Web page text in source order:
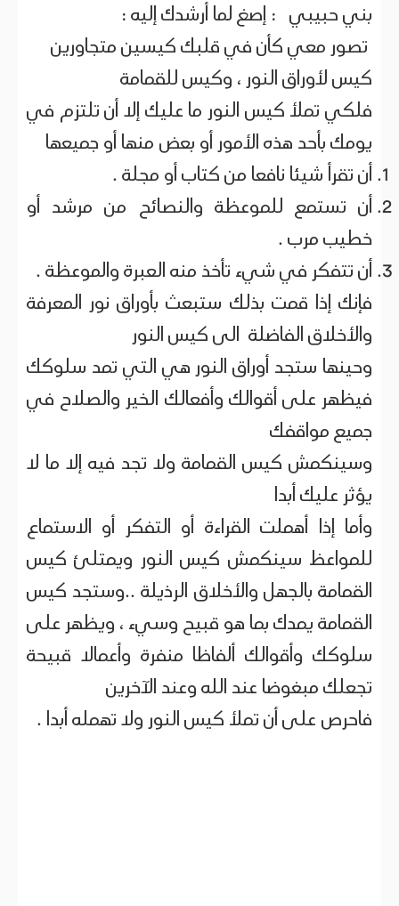
بني حبيبي : إصغ لما أرشدك إليه :
تصور معي كأن في قلبك كيسين متجاورين
كيس لأوراق النور ، وكيس للقمامة
فلكي تملأ كيس النور ما عليك إلا أن تلتزم في
يومك بأحد هذه الأمور أو بعض منها أو جميعها
أن تقرأ شيئا نافعا من كتاب أو مجلة .
أن تستمع للموعظة والنصائح من مرشد أو
خطيب مرب .
أن تتفكر في شيء تأخذ منه العبرة والموعظة .
فإنك إذا قمت بذلك ستبعث بأوراق نور المعرفة
والأخلاق الفاضلة الى كيس النور
وحينها ستجد أوراق النور هي التي تمد سلوكك
فيظهر على أقوالك وأفعالك الخير والصلاح في
جميع مواقفك
وسينكمش كيس القمامة ولا تجد فيه إلا ما لا
يؤثر عليك أبدا
وأما إذا أهملت القراءة أو التفكر أو الاستماع
للمواعظ سينكمش كيس النور ويمتلئ كيس
القمامة بالجهل والأخلاق الرذيلة ..وستجد كيس
القمامة يمدك بما هو قبيح وسيء ، ويظهر على
سلوكك وأقوالك ألفاظا منفرة وأعمالا قبيحة
تجعلك مبغوضا عند الله وعند الآخرين
فاحرص على أن تملأ كيس النور ولا تهمله أبدا .